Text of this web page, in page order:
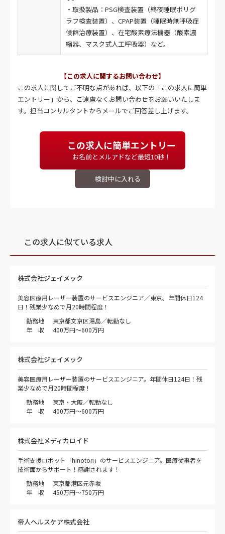
・取扱製品：PSG検査装置（終夜睡眠ポリグ
ラフ検査装置）、CPAP装置（睡眠時無呼吸症
候群治療装置）、在宅酸素療法機器（酸素濃
縮器、マスク式人工呼吸器）など。
【この求人に関するお問い合わせ】
この求人に関してご不明な点があれば、以下の「この求人に簡単
エントリー」から、ご遠慮なくお問い合わせをお願いいたしま
す。担当コンサルタントからメールでご回答差し上げます。
この求人に簡単エントリー
お名前とメルアドなど最短10秒！
この求人に似ている求人
株式会社ジェイメック
美容医療用レーザー装置のサービスエンジニア／東京。年間休日124
日！残業少なめで月20時間程度！
勤務地
東京都文京区湯島／転勤なし
年 収
400万円～600万円
株式会社ジェイメック
美容医療用レーザー装置のサービスエンジニア。年間休日124日！残
業少なめで月20時間程度！
勤務地
東京・大阪／転勤なし
年 収
400万円～600万円
株式会社メディカロイド
手術支援ロボット「hinotori」のサービスエンジニア。医療従事者を
技術面からサポート！感謝されます！
勤務地
東京都港区元赤坂
年 収
450万円～750万円
帝人ヘルスケア株式会社